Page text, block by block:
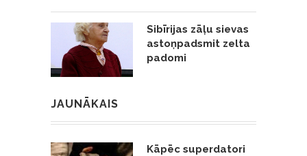
Sibīrijas zāļu sievas
astoņpadsmit zelta
padomi
JAUNĀKAIS
Kāpēc superdatori